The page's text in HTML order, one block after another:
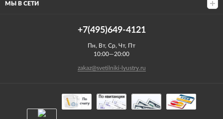
МЫ В СЕТИ
+7(495)649-4121
Пн, Вт, Ср, Чт, Пт
10:00—20:00
zakaz@svetilniki-lyustry.ru